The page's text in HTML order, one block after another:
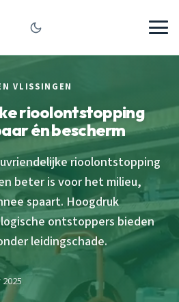
VLISSINGEN
rioolontstopping
én bescherm
rioolontstopping
beter is voor het milieu,
spaart. Hoogdruk
ontstoppers bieden
leidingschade.